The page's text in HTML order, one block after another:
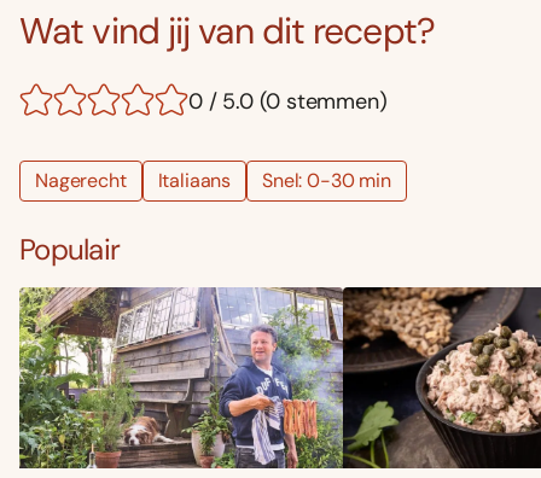
Wat vind jij van dit recept?
0 / 5.0 (0 stemmen)
Nagerecht Italiaans Snel: 0-30 min
Populair